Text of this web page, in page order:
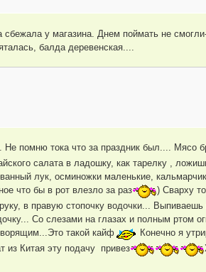
у магазина. Днем поймать не
балда деревенская....
Не помню тока что за праздник был.... Мясо
салата в ладошку, как тарелку ,
лук, осминожки маленькие,
что бы в рот влезло за раз
) Сварху
в правую стопочку водочки...
Со слезами на глазах и полным ртом
такой кайф
Конечно я
из Китая эту подачу привез